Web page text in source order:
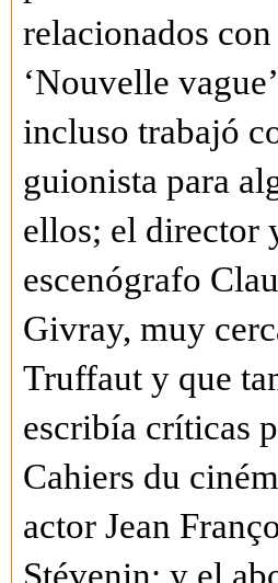
relacionados con
‘Nouvelle
incluso trabajó
guionista para
ellos; el director
escenógrafo
Givray, muy
Truffaut y que
escribía críticas
Cahiers du
actor Jean